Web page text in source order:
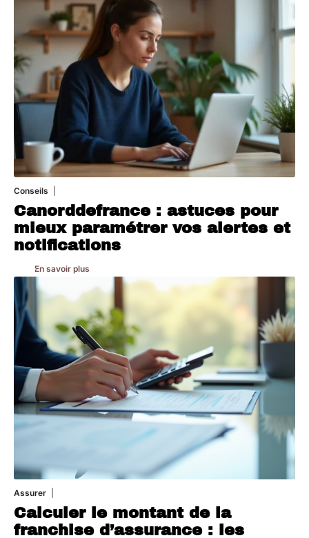
Conseils
Canorddefrance : astuces pour
mieux paramétrer vos alertes et
notifications
En savoir plus
Assurer
Calculer le montant de la
franchise d’assurance : les